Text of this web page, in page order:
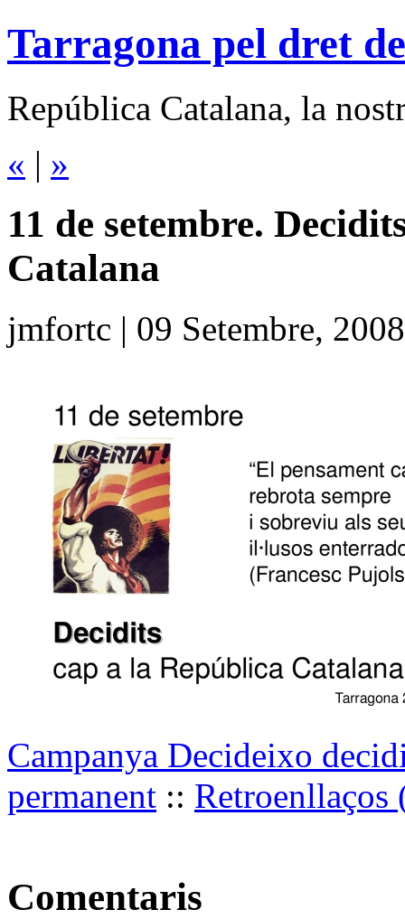
Tarragona pel dret
República Catalana, la
« | »
11 de setembre.
Catalana
jmfortc | 09 Setembre,
Campanya Decideixo
permanent :: Retroenllaços
Comentaris